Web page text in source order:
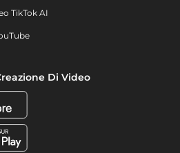
TikTok AI
Di Video